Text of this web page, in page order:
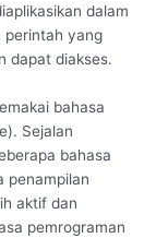
dalam
perintah yang
dapat diakses.
bahasa
Sejalan
bahasa
penampilan
aktif dan
pemrograman